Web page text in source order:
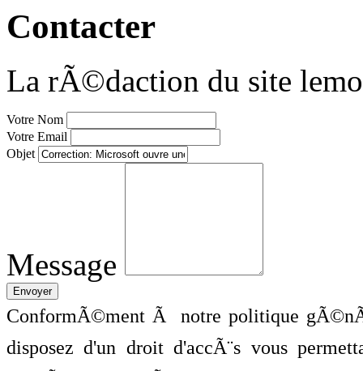
Contacter
La rÃ©daction du site
Votre Nom
Votre Email
Objet
Message
ConformÃ©ment Ã notre politique
disposez d'un droit d'accÃ¨s vous